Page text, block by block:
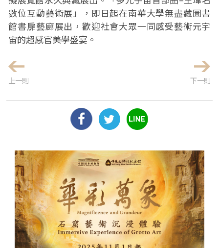
數位互動藝術展」，即日起在南華大學無盡藏圖書
館書扉藝廊展出，歡迎社會大眾一同感受藝術元宇
宙的超感官美學盛宴。
上一則 下一則